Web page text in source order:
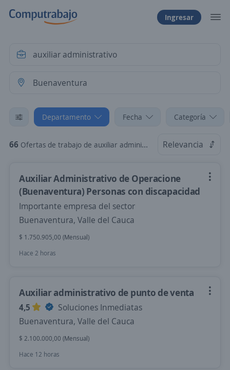
Ingresar
Departamento Fecha Categoría
66 Ofertas de trabajo de auxiliar administrativo en Buenaventura, Valle del Cauca Relevancia
Auxiliar Administrativo de Operacione
(Buenaventura) Personas con discapacidad
Importante empresa del sector
Buenaventura, Valle del Cauca
$ 1.750.905,00 (Mensual)
Hace 2 horas
Auxiliar administrativo de punto de venta
4,5
Soluciones Inmediatas
Buenaventura, Valle del Cauca
$ 2.100.000,00 (Mensual)
Hace 12 horas